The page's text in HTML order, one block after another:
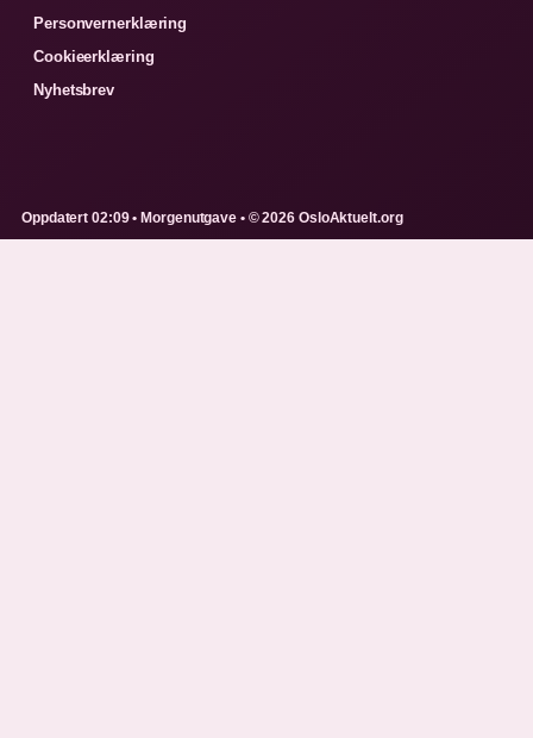
Personvernerklæring
Cookieerklæring
Nyhetsbrev
Oppdatert 02:09 • Morgenutgave • © 2026 OsloAktuelt.org